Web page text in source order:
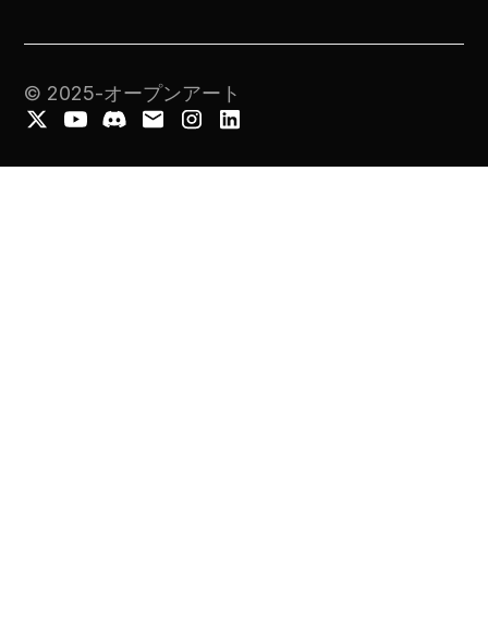
© 2025-オープンアート